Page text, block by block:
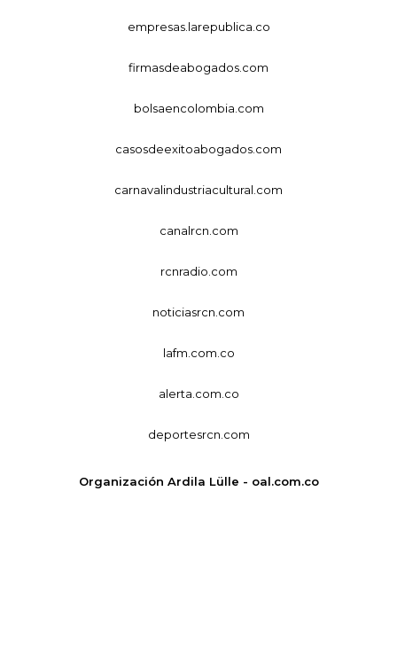
empresas.larepublica.co
firmasdeabogados.com
bolsaencolombia.com
casosdeexitoabogados.com
carnavalindustriacultural.com
canalrcn.com
rcnradio.com
noticiasrcn.com
lafm.com.co
alerta.com.co
deportesrcn.com
Organización Ardila Lülle - oal.com.co